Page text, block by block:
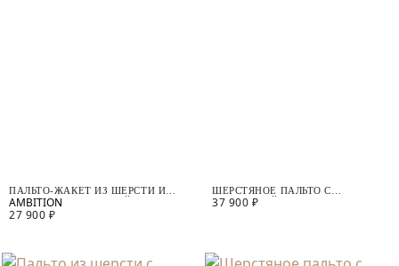
ПАЛЬТО-ЖАКЕТ ИЗ ШЕРСТИ И
МОХЕРА С МЕМБРАНОЙ И
УТЕПЛЁННОЙ СПИНКОЙ
27 900 ₽
ШЕРСТЯНОЕ ПАЛЬТО С
МЕМБРАНОЙ
37 900 ₽